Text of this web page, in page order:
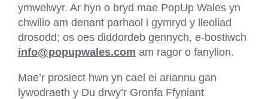
ymwelwyr. Ar hyn o bryd mae PopUp Wales yn
chwilio am denant parhaol i gymryd y lleoliad
drosodd; os oes diddordeb gennych, e-bostiwch
info@popupwales.com am ragor o fanylion.
Mae’r prosiect hwn yn cael ei ariannu gan
lywodraeth y Du drwy’r Gronfa Ffyniant